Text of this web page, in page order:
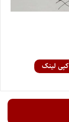
کپی لینک